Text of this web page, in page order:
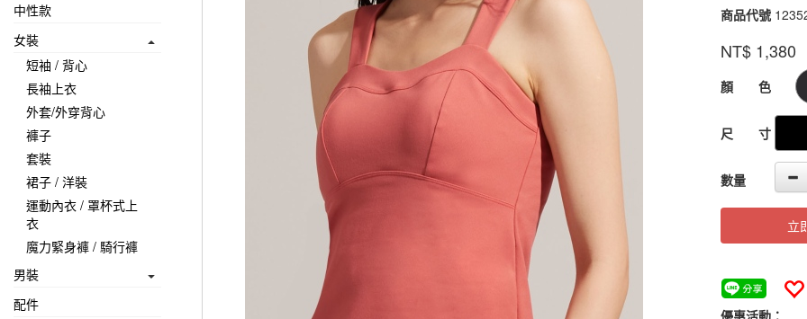
中性款
女裝
短袖 / 背心
長袖上衣
外套/外穿背心
褲子
套裝
裙子 / 洋裝
運動內衣 / 罩杯式上
衣
魔力緊身褲 / 騎行褲
男裝
配件
商品代號
18-
品牌
NT$ 1,380
顏 色
尺 寸
數量
立
優惠活動：